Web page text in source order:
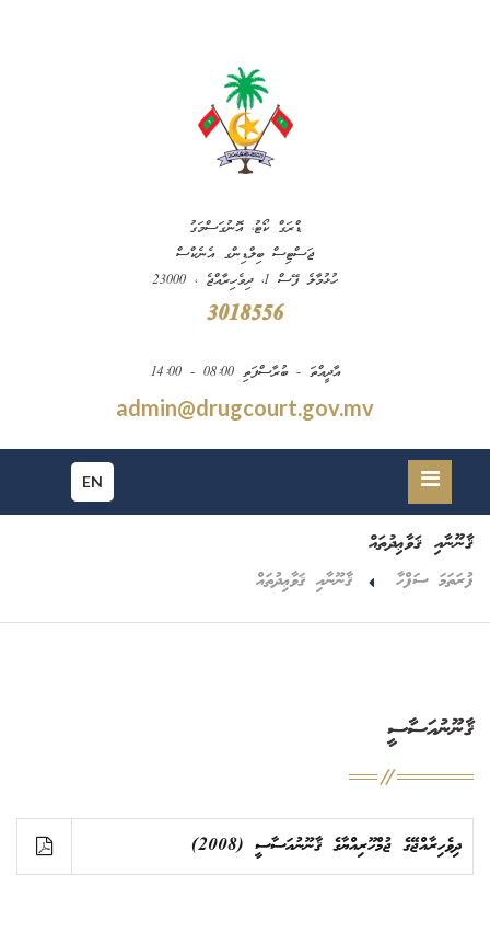
ޑްރަގް ކޯޓު، އޮނުގަސްމަގު
ޖަސްޓިސް ބިލްޑިންގ އެނެކްސް
ހުޅުމާލެ ފޭސް 1، ދިވެހިރާއްޖެ ، 23000
3018556
އާދީއްތަ - ބުރާސްފަތި 08:00 - 14:00
admin@drugcourt.gov.mv
EN
ޤާނޫނާއި ޤަވާޢިދުތައް
ފުރަތަމަ ސަފްހާ ޤާނޫނާއި ޤަވާޢިދުތައް
ޤާނޫނުއަސާސީ
ދިވެހިރާއްޖޭގެ ޖުމްހޫރިއްޔާގެ ޤާނޫނުއަސާސީ (2008)